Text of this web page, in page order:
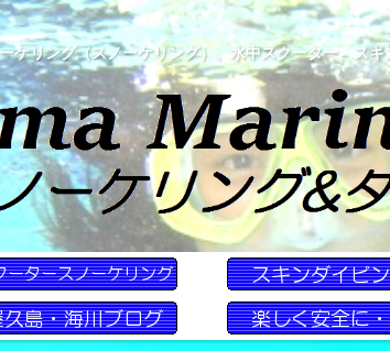
ケリング（スノーケリング）、水中スクーター、ス